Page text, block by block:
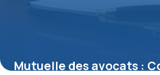
Mutuelle des avocats :